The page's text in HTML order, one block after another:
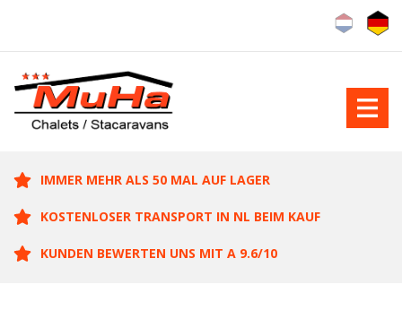
IMMER MEHR ALS 50 MAL AUF LAGER
KOSTENLOSER TRANSPORT IN NL BEIM KAUF
KUNDEN BEWERTEN UNS MIT A 9.6/10